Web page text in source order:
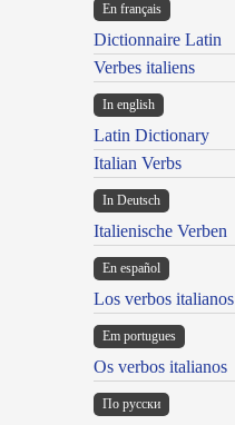
En français
Dictionnaire Latin
Verbes italiens
In english
Latin Dictionary
Italian Verbs
In Deutsch
Italienische Verben
En español
Los verbos italianos
Em portugues
Os verbos italianos
По русски